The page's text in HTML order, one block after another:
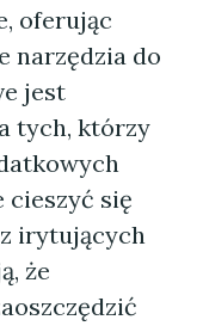
oferując
narzędzia do
jest
tych, którzy
cieszyć się
irytujących
że